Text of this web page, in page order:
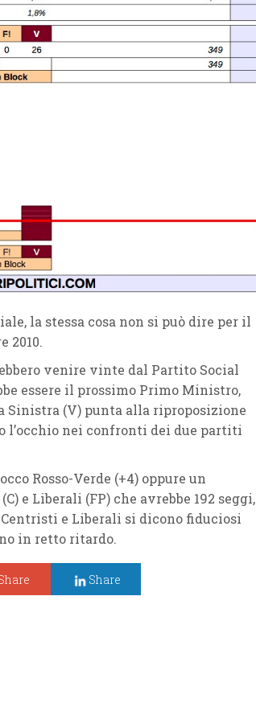
la stessa cosa non si può dire per il
2010.
venire vinte dal Partito Social
essere il prossimo Primo Ministro,
Sinistra (V) punta alla riproposizione
l’occhio nei confronti dei due partiti
Rosso-Verde (+4) oppure un
e Liberali (FP) che avrebbe 192 seggi,
Centristi e Liberali si dicono fiduciosi
in retto ritardo.
Share